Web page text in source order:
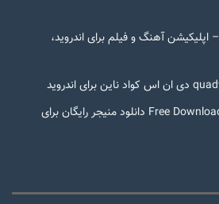
دانلود آیروموزیک 5.5.1 – اپلیکیشن آهنگ و فیلم برای اندروید،
دانلود Free Download Manager 6.30 دانلود منیجر رایگان برای